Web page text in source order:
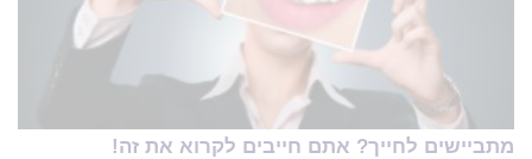
מתביישים לחייך? אתם חייבים לקרוא את זה!